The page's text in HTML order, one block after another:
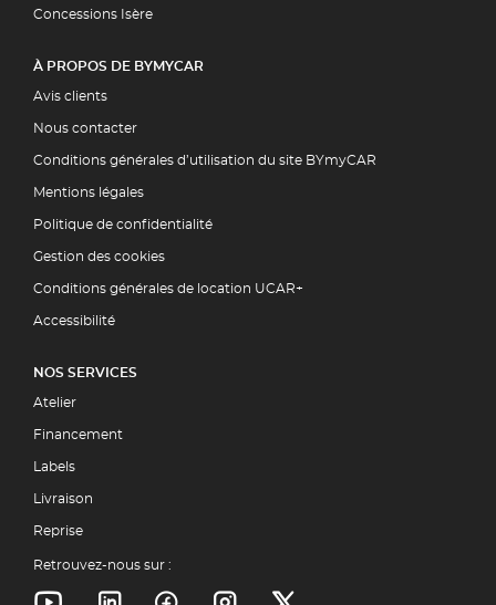
Concessions Isère
À PROPOS DE BYMYCAR
Avis clients
Nous contacter
Conditions générales d’utilisation du site BYmyCAR
Mentions légales
Politique de confidentialité
Gestion des cookies
Conditions générales de location UCAR+
Accessibilité
NOS SERVICES
Atelier
Financement
Labels
Livraison
Reprise
Retrouvez-nous sur :